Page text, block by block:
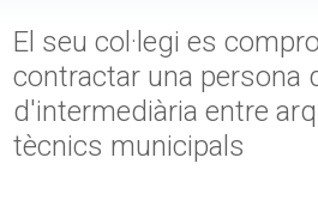
El seu col·legi es
contractar una persona
d'intermediària entre
tècnics municipals